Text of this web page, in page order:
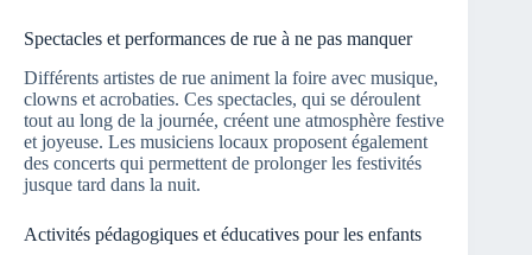
Spectacles et performances de rue à ne pas manquer
Différents artistes de rue animent la foire avec musique,
clowns et acrobaties. Ces spectacles, qui se déroulent
tout au long de la journée, créent une atmosphère festive
et joyeuse. Les musiciens locaux proposent également
des concerts qui permettent de prolonger les festivités
jusque tard dans la nuit.
Activités pédagogiques et éducatives pour les enfants